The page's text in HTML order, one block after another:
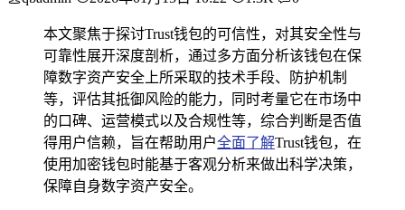
本文聚焦于探讨Trust钱包的可信性，对其安全性与
可靠性展开深度剖析，通过多方面分析该钱包在保
障数字资产安全上所采取的技术手段、防护机制
等，评估其抵御风险的能力，同时考量它在市场中
的口碑、运营模式以及合规性等，综合判断是否值
得用户信赖，旨在帮助用户全面了解Trust钱包，在
使用加密钱包时能基于客观分析来做出科学决策，
保障自身数字资产安全。